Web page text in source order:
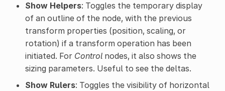
Show Helpers: Toggles the temporary display
of an outline of the node, with the previous
transform properties (position, scaling, or
rotation) if a transform operation has been
initiated. For Controlnodes, it also shows the
sizing parameters. Useful to see the deltas.
Show Rulers: Toggles the visibility of horizontal